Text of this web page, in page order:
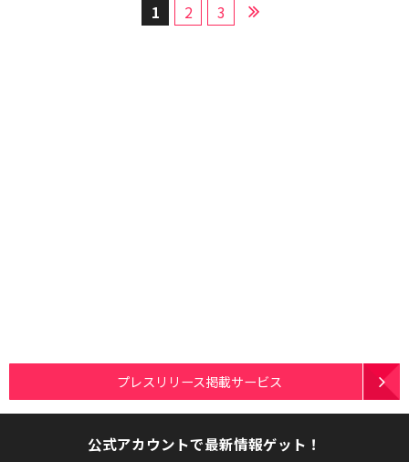
1 2 3
プレスリリース掲載サービス
公式アカウントで最新情報ゲット！